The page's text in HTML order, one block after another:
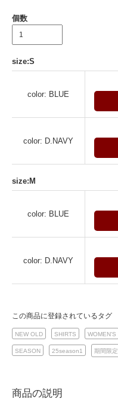
個数
size:S
color: BLUE
color: D.NAVY
size:M
color: BLUE
color: D.NAVY
この商品に登録されているタグ
NEW OLD SHIRTS WOMEN'S
SEASON 25season1 期間限定
商品の説明